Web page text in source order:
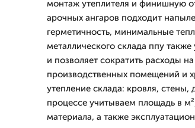
монтаж утеплителя и финишную
арочных ангаров подходит
герметичность, минимальные
металлического склада ппу
и позволяет сократить расходы
производственных помещений и
утепление склада: кровля,
процессе учитываем площадь в
материала, а также